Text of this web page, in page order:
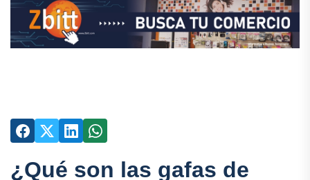
¿Qué son las gafas de